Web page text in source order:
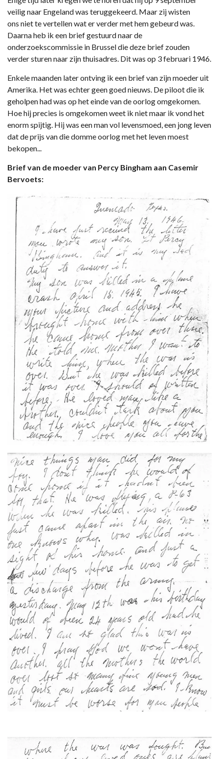
veilig naar Engeland was teruggekeerd. Maar zij wisten
ons niet te vertellen wat er verder met hem gebeurd was.
Daarna heb ik een brief gestuurd naar de
onderzoekscommissie in Brussel die deze brief zouden
verder sturen naar zijn thuisadres. Dit was op 3 februari 1946.
Enkele maanden later ontving ik een brief van zijn moeder uit
Amerika. Het was echter geen goed nieuws. De piloot die ik
geholpen had was op het einde van de oorlog omgekomen.
Hoe hij precies is omgekomen weet ik niet maar ik vond het
enorm spijtig. Hij was een man vol levensmoed, een jong leven
dat de prijs van die domme oorlog met het leven moest
bekopen...
Brief van de moeder van Percy Bingham aan Casemir
Bervoets: